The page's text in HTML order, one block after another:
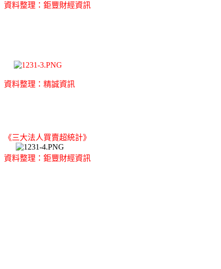
資料整理：鉅豐財經資訊
資料整理：精誠資訊
《三大法人買賣超統計》
資料整理：鉅豐財經資訊